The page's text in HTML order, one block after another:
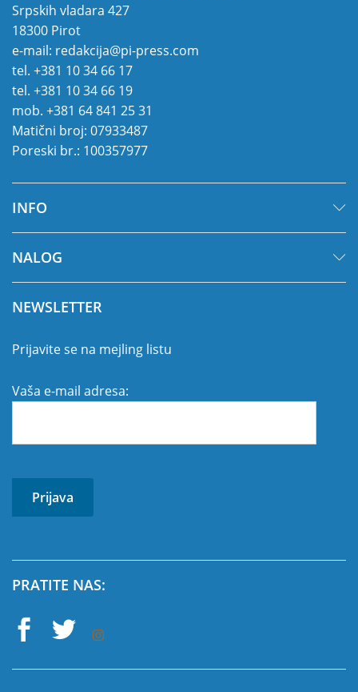
Srpskih vladara 427
18300 Pirot
e-mail: redakcija@pi-press.com
tel. +381 10 34 66 17
tel. +381 10 34 66 19
mob. +381 64 841 25 31
Matični broj: 07933487
Poreski br.: 100357977
INFO
NALOG
NEWSLETTER
Prijavite se na mejling listu
Vaša e-mail adresa:
PRATITE NAS: